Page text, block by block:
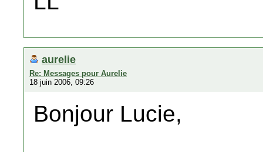
aurelie
Re: Messages pour Aurelie
18 juin 2006, 09:26
Bonjour Lucie,